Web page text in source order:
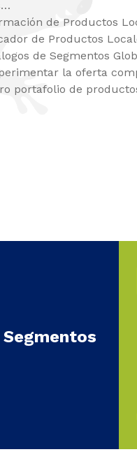
de Productos
de Productos
de Segmentos
la oferta
portafolio de